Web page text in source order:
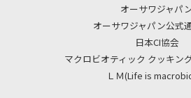
オーサワジャパ
オーサワジャパン公式
日本CI協会
マクロビオティック クッキン
ＬＭ(Life is